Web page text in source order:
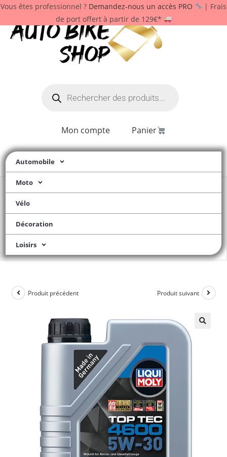
Vous êtes professionnel ? Demandez-nous un accès PRO
| Frais
de port offert à partir de 129€*
Mon compte Panier
Automobile
Moto
Vélo
Décoration
Loisirs
Produit précédent Produit suivant